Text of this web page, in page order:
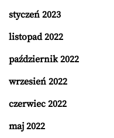
styczeń 2023
listopad 2022
październik 2022
wrzesień 2022
czerwiec 2022
maj 2022